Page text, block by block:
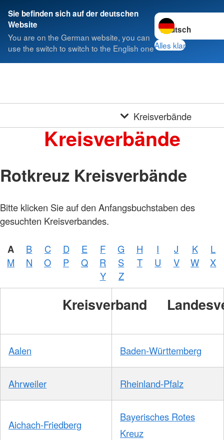
Sie befinden sich auf der deutschen
Website
You are on the German website, you can
use the switch to switch to the English one
Sprache wechseln
Alles klar
Kreisverbände
Kreisverbände
Rotkreuz Kreisverbände
Bitte klicken Sie auf den Anfangsbuchstaben des
gesuchten Kreisverbandes.
A B C D E F G H I J K
L
M
N O P Q R S T U V W
X
Y
Z
Kreisverband
Aalen Baden-Württemberg
Ahrweiler Rheinland-Pfalz
Aichach-Friedberg
Bayerisches Rotes
Kreuz